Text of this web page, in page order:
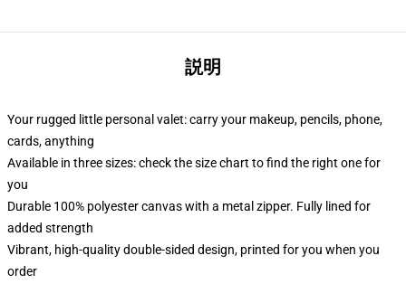
説明
Your rugged little personal valet: carry your makeup, pencils, phone,
cards, anything
Available in three sizes: check the size chart to find the right one for
you
Durable 100% polyester canvas with a metal zipper. Fully lined for
added strength
Vibrant, high-quality double-sided design, printed for you when you
order